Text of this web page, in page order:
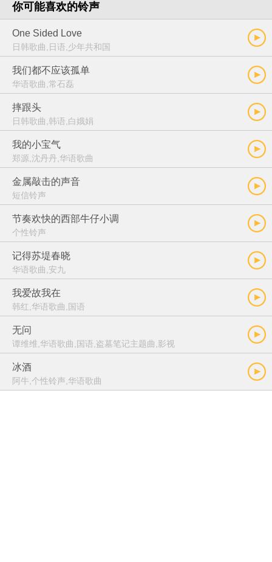
你可能喜欢的铃声
One Sided Love
日韩歌曲,日语,少年共和国
我们都不应该孤单
华语歌曲,常石磊
摔跟头
日韩歌曲,韩语,白娥娟
我的小宝气
郑源,沈丹丹,华语歌曲
金属敲击的声音
短信铃声
节奏欢快的西部牛仔小调
个性铃声
记得苏堤春晓
华语歌曲,安九
我爱故我在
韩红,华语歌曲,国语
无问
谭维维,华语歌曲,国语,盗墓笔记主题曲,影视
冰酒
阿牛,个性铃声,华语歌曲